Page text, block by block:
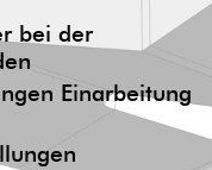
bei der
Einarbeitung